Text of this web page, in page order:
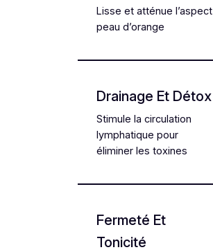
Lisse et atténue l’aspect
peau d’orange
Drainage Et Détox
Stimule la circulation
lymphatique pour
éliminer les toxines
Fermeté Et
Tonicité